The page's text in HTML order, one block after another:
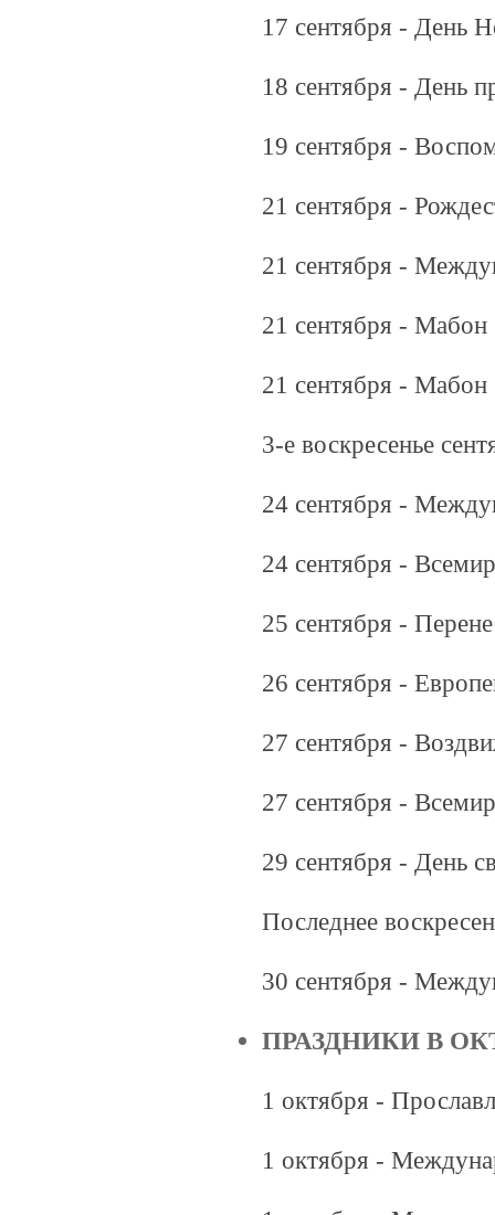
17 сентября - День
18 сентября - День
19 сентября -
21 сентября -
21 сентября -
21 сентября -
21 сентября -
3-е воскресенье
24 сентября -
24 сентября -
25 сентября -
26 сентября -
27 сентября -
27 сентября -
29 сентября - День
Последнее
30 сентября -
ПРАЗДНИКИ В
1 октября -
1 октября -